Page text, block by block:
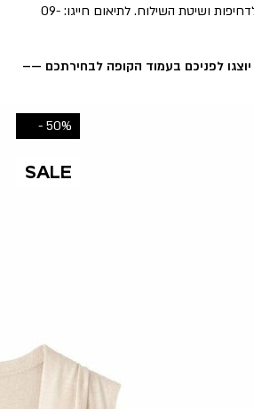
המחיר משתנה בהתאם לדחיפות ושיטת השילוח. לתיאום חייגו: 09-
לפניכם בעמוד הקופה לבחירתכם —–
50% -
SALE